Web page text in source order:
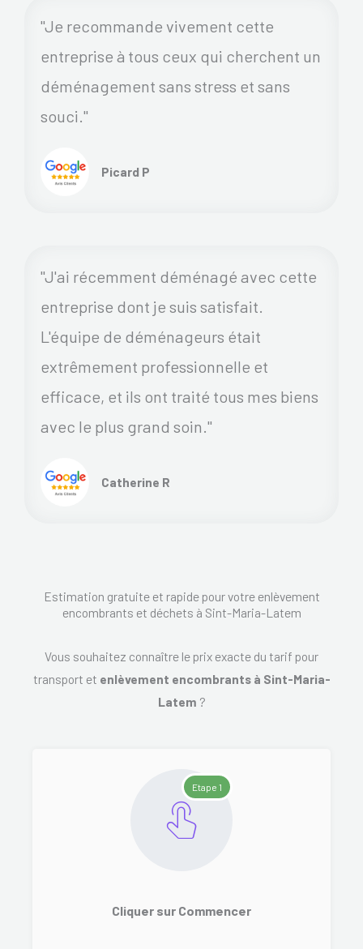
"Je recommande vivement cette
entreprise à tous ceux qui cherchent un
déménagement sans stress et sans
souci."
Picard P
"J'ai récemment déménagé avec cette
entreprise dont je suis satisfait.
L'équipe de déménageurs était
extrêmement professionnelle et
efficace, et ils ont traité tous mes biens
avec le plus grand soin."
Catherine R
Estimation gratuite et rapide pour votre enlèvement
encombrants et déchets à Sint-Maria-Latem
Vous souhaitez connaître le prix exacte du tarif pour
transport et enlèvement encombrants à Sint-Maria-
Latem ?
Etape 1
Cliquer sur Commencer